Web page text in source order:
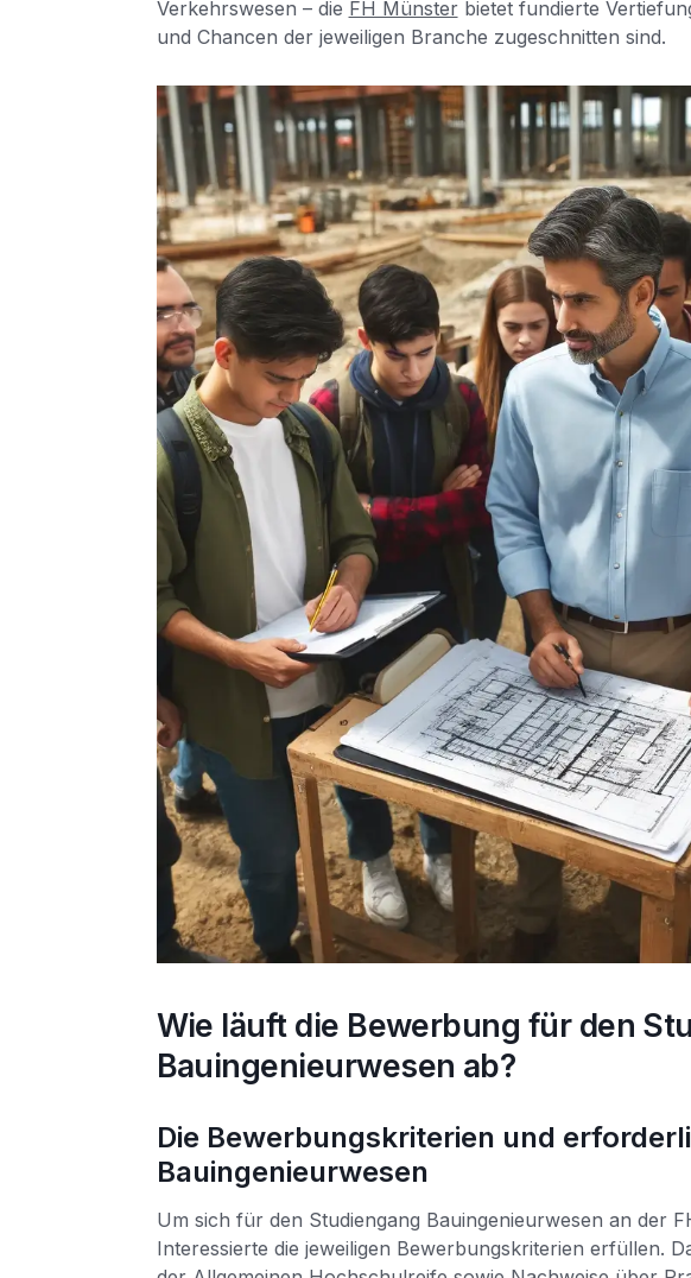
Verkehrswesen – die FH Münsterbietet fundierte
und Chancen der jeweiligen Branche zugeschnitten sind.
Wie läuft die Bewerbung für den
Bauingenieurwesen ab?
Die Bewerbungskriterien und
Bauingenieurwesen
Um sich für den Studiengang Bauingenieurwesen an der
Interessierte die jeweiligen Bewerbungskriterien erfüllen.